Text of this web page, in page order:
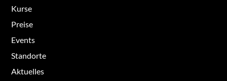
Kurse
Preise
Events
Standorte
Aktuelles